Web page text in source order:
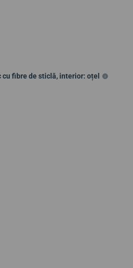
cu fibre de sticlă, interior: oțel